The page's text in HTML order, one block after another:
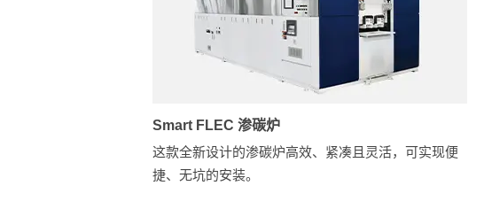
Smart FLEC 渗碳炉
这款全新设计的渗碳炉高效、紧凑且灵活，可实现便
捷、无坑的安装。